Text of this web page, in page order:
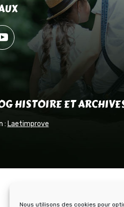
Nous utilisons des cookies pour
HISTOIRE ET
: Laetimprove